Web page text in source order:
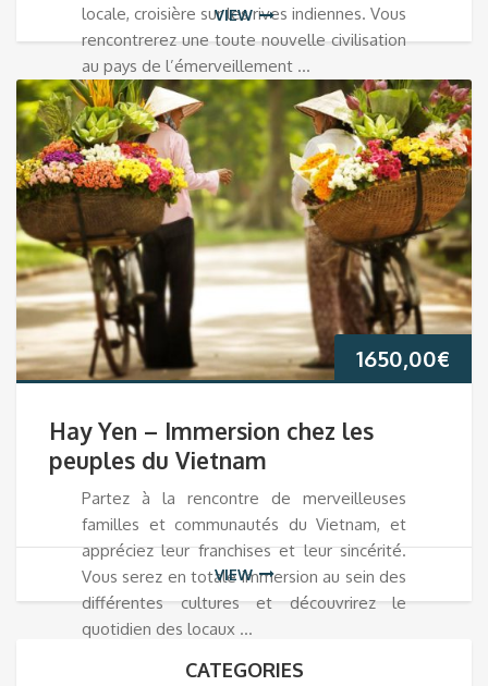
locale, croisière sur les rives indiennes. Vous
rencontrerez une toute nouvelle civilisation
au pays de l’émerveillement …
VIEW
1650,00€
Hay Yen – Immersion chez les
peuples du Vietnam
Partez à la rencontre de merveilleuses
familles et communautés du Vietnam, et
appréciez leur franchises et leur sincérité.
Vous serez en totale immersion au sein des
différentes cultures et découvrirez le
quotidien des locaux …
VIEW
CATEGORIES